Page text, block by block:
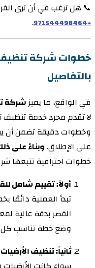
📞 هل ترغب في أن ترى
+971544498464
.
خطوات شركة
بالتفاصيل
في الواقع، ما يميزشركة
لا تقدم مجرد خدمة تنظيف
وخطوات دقيقة تضمن أن
على الإطلاق.وبناءً على
خطوات احترافية تتبعها
أولاً: تقييم شامل
تبدأ العملية
القصر بدقة عالية
وضع خطة تناسب كل
ثانياً: تنظيف